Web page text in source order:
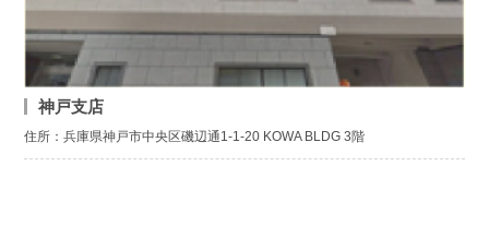
神戸支店
住所：兵庫県神戸市中央区磯辺通1-1-20 KOWA BLDG 3階